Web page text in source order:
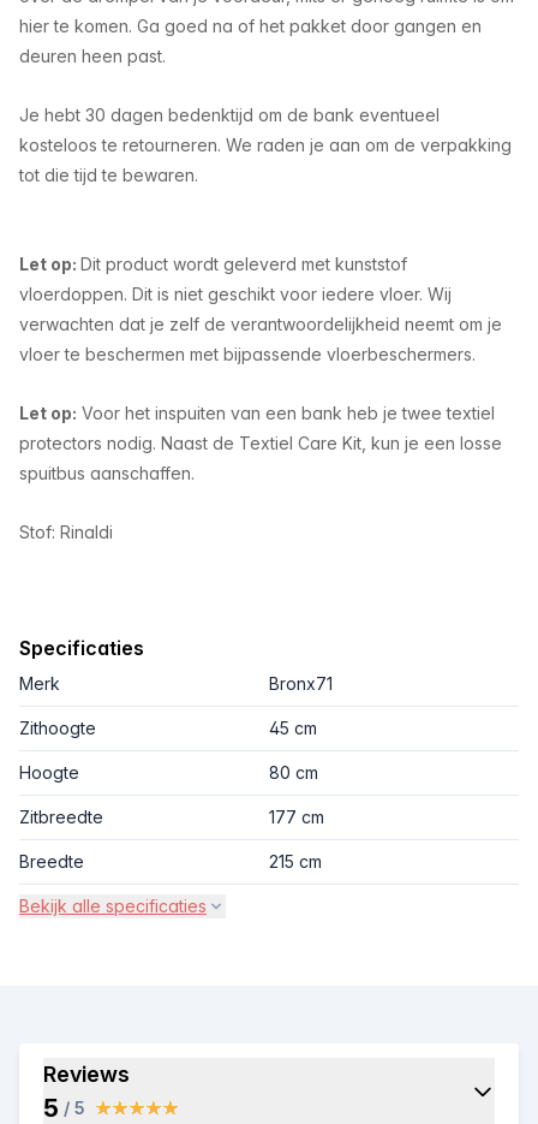
hier te komen. Ga goed na of het pakket door gangen en
deuren heen past.
Je hebt 30 dagen bedenktijd om de bank eventueel
kosteloos te retourneren. We raden je aan om de verpakking
tot die tijd te bewaren.
Let op: Dit product wordt geleverd met kunststof
vloerdoppen. Dit is niet geschikt voor iedere vloer. Wij
verwachten dat je zelf de verantwoordelijkheid neemt om je
vloer te beschermen met bijpassende vloerbeschermers.
Let op: Voor het inspuiten van een bank heb je twee textiel
protectors nodig. Naast de Textiel Care Kit, kun je een losse
spuitbus aanschaffen.
Stof: Rinaldi
Specificaties
Merk Bronx71
Zithoogte 45 cm
Hoogte 80 cm
Zitbreedte 177 cm
Breedte 215 cm
Bekijk alle specificaties
Reviews
5 / 5